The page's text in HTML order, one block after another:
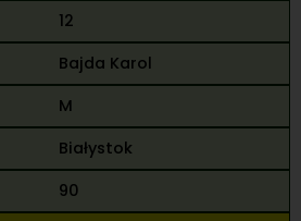
12
Bajda Karol
M
Białystok
90